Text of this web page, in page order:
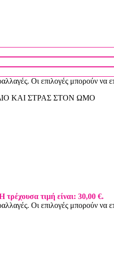
Οι επιλογές μπορούν να
ΚΑΙ ΣΤΡΑΣ ΣΤΟΝ ΩΜΟ
τρέχουσα τιμή είναι: 30,00 €.
Οι επιλογές μπορούν να